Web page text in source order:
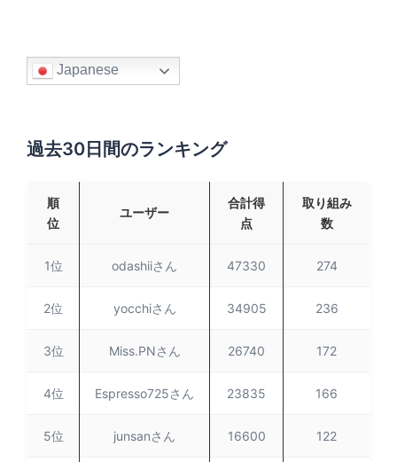
Japanese
過去30日間のランキング
順
位
ユーザー
合計得
点
取り組み
数
1位 odashiiさん 47330 274
2位 yocchiさん 34905 236
3位 Miss.PNさん 26740 172
4位 Espresso725さん 23835 166
5位 junsanさん 16600 122